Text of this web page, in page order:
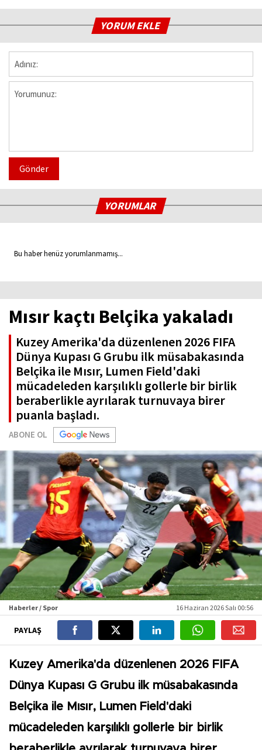
YORUM EKLE
Gönder
YORUMLAR
Bu haber henüz yorumlanmamış...
Mısır kaçtı Belçika yakaladı
Kuzey Amerika'da düzenlenen 2026 FIFA
Dünya Kupası G Grubu ilk müsabakasında
Belçika ile Mısır, Lumen Field'daki
mücadeleden karşılıklı gollerle bir birlik
beraberlikle ayrılarak turnuvaya birer
puanla başladı.
ABONE OL
Haberler / Spor 16 Haziran 2026 Salı 00:56
PAYLAŞ
Kuzey Amerika'da düzenlenen 2026 FIFA
Dünya Kupası G Grubu ilk müsabakasında
Belçika ile Mısır, Lumen Field'daki
mücadeleden karşılıklı gollerle bir birlik